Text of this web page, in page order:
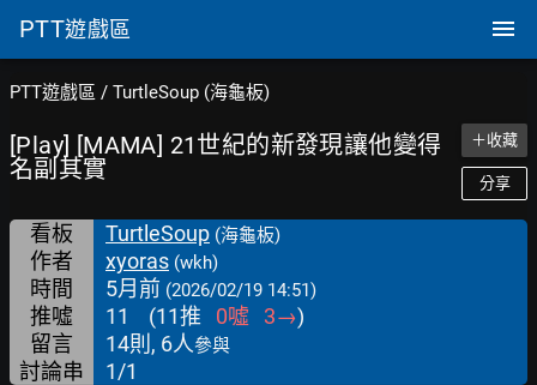
PTT遊戲區
PTT遊戲區 / TurtleSoup (海龜板)
[Play] [MAMA] 21世紀的新發現讓他變得
名副其實
＋收藏
分享
看板 TurtleSoup (海龜板)
作者 xyoras (wkh)
時間 5月前 (2026/02/19 14:51)
推噓 11 (11推 0噓 3→)
留言
14則, 6人參與
討論串 1/1